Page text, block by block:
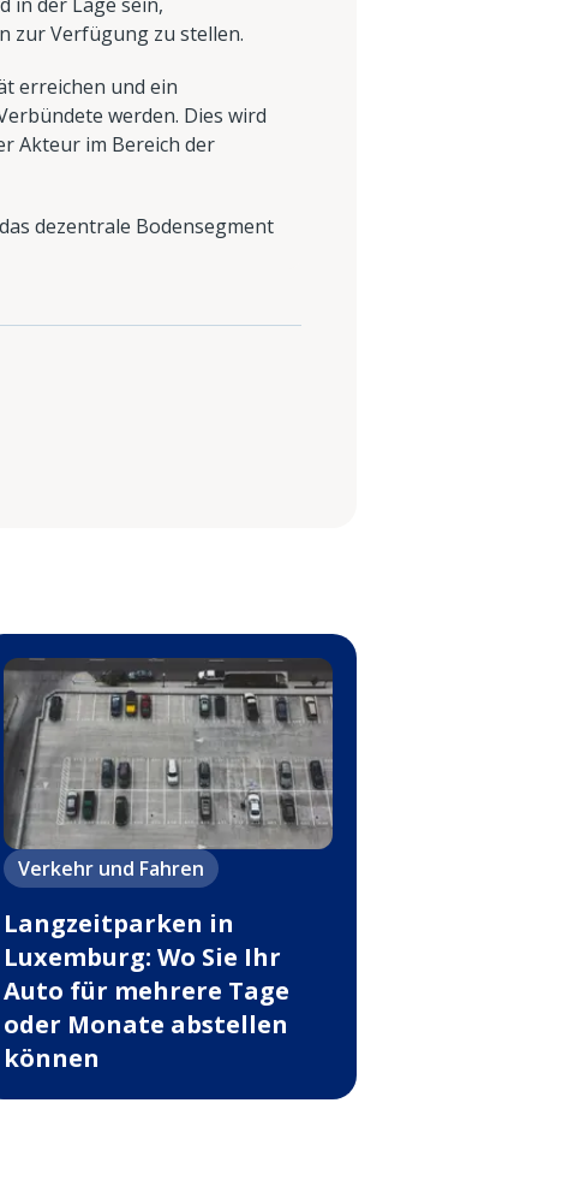
zur Verfügung zu stellen.
erreichen und ein
werden. Dies wird
Akteur im Bereich der
dezentrale Bodensegment
Verkehr und Fahren
Langzeitparken in
Luxemburg: Wo Sie Ihr
Auto für mehrere Tage
oder Monate abstellen
können